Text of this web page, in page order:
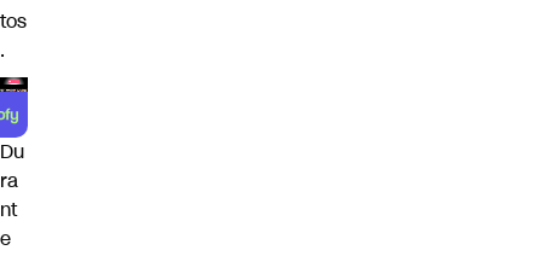
tos
.
Du
ra
nt
e